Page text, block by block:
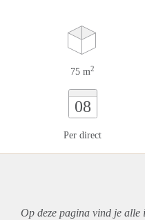
75 m2
08
Per direct
Op deze pagina vind je